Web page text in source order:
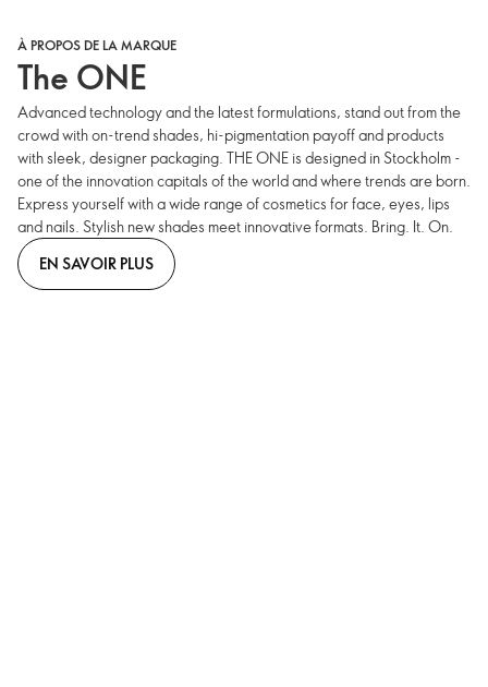
À PROPOS DE LA MARQUE
The ONE
Advanced technology and the latest formulations, stand out from the
crowd with on-trend shades, hi-pigmentation payoff and products
with sleek, designer packaging. THE ONE is designed in Stockholm -
one of the innovation capitals of the world and where trends are born.
Express yourself with a wide range of cosmetics for face, eyes, lips
and nails. Stylish new shades meet innovative formats. Bring. It. On.
EN SAVOIR PLUS